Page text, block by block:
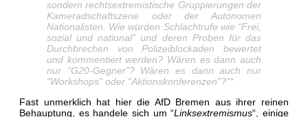
sondern rechtsextremistische Gruppierungen der
Kameradschaftszene oder der Autonomen
Nationalisten. Wie würden Schlachtrufe wie “Frei,
sozial und national” und deren Proben für das
Durchbrechen von Polizeiblockaden bewertet
und kommentiert werden? Wären es dann auch
nur “G20-Gegner”? Wären es dann auch nur
“Workshops” oder “Aktionskonferenzen”?”*
Fast unmerklich hat hier die AfD Bremen aus ihrer reinen
Behauptung, es handele sich um “Linksextremismus“, einige